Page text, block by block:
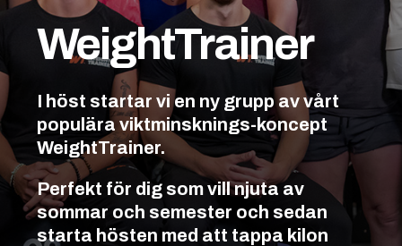
WeightTrainer
I höst startar vi en ny grupp av vårt
populära viktminsknings-koncept
WeightTrainer.
Perfekt för dig som vill njuta av
sommar och semester och sedan
starta hösten med att tappa kilon